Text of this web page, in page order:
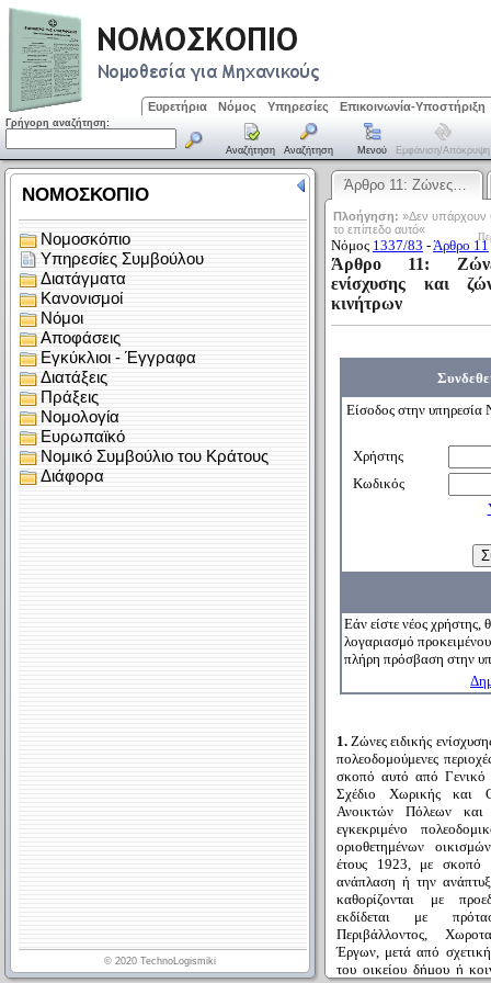
Ευρετήρια Νόμος Υπηρεσίες Επικοινωνία-Υποστήριξη
Γρήγορη αναζήτηση:
Αναζήτηση Αναζήτηση Μενού Εμφάνιση/απόκρυψη
Άρθρο 11: Ζώνες…